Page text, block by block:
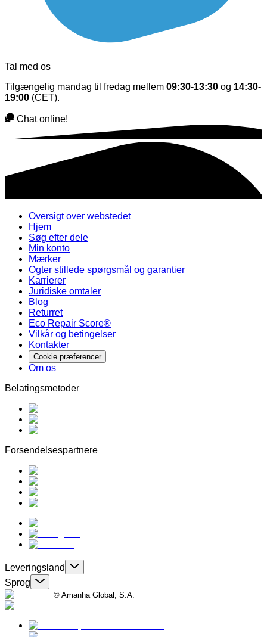
Tal med os
Tilgængelig mandag til fredag mellem 09:30-13:30 og 14:30-
19:00 (CET).
Chat online!
Oversigt over webstedet
Hjem
Søg efter dele
Min konto
Mærker
Ogter stillede spørgsmål og garantier
Karrierer
Juridiske omtaler
Blog
Returret
Eco Repair Score®
Vilkår og betingelser
Kontakter
Cookie præferencer
Om os
Belatingsmetoder
Forsendelsespartnere
Leveringsland
Sprog
© Amanha Global, S.A.